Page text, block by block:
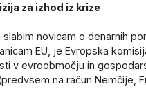
za izhod iz krize
slabim novicam o denarnih
EU, je Evropska
v evroobmočju in
na račun Nemčije,